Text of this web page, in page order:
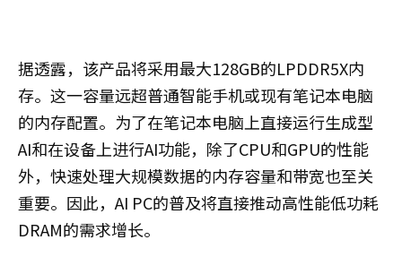
据透露，该产品将采用最大128GB的LPDDR5X内
存。这一容量远超普通智能手机或现有笔记本电脑
的内存配置。为了在笔记本电脑上直接运行生成型
AI和在设备上进行AI功能，除了CPU和GPU的性能
外，快速处理大规模数据的内存容量和带宽也至关
重要。因此，AI PC的普及将直接推动高性能低功耗
DRAM的需求增长。